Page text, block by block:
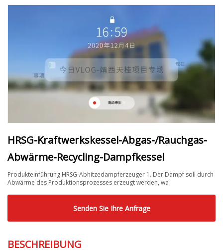
HRSG-Kraftwerkskessel-Abgas-/Rauchgas-
Abwärme-Recycling-Dampfkessel
Produkteinführung HRSG-Abhitzedampferzeuger 1. Der Dampf soll durch
Abwärme des Produktionsprozesses erzeugt werden, wa
Senden Sie Ihre Anfrage
BESCHREIBUNG